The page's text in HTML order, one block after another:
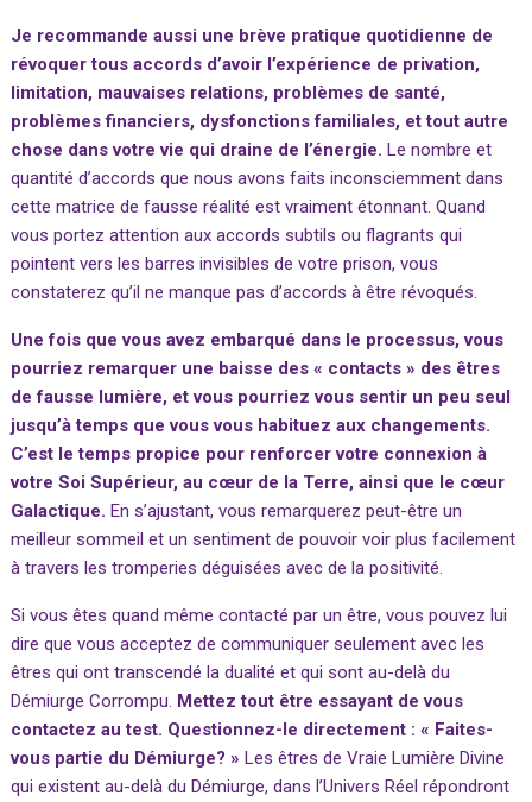
Je recommande aussi une brève pratique quotidienne de
révoquer tous accords d’avoir l’expérience de privation,
limitation, mauvaises relations, problèmes de santé,
problèmes financiers, dysfonctions familiales, et tout autre
chose dans votre vie qui draine de l’énergie.Le nombre et
quantité d’accords que nous avons faits inconsciemment dans
cette matrice de fausse réalité est vraiment étonnant. Quand
vous portez attention aux accords subtils ou flagrants qui
pointent vers les barres invisibles de votre prison, vous
constaterez qu’il ne manque pas d’accords à être révoqués.
Une fois que vous avez embarqué dans le processus, vous
pourriez remarquer une baisse des « contacts » des êtres
de fausse lumière, et vous pourriez vous sentir un peu seul
jusqu’à temps que vous vous habituez aux changements.
C’est le temps propice pour renforcer votre connexion à
votre Soi Supérieur, au cœur de la Terre, ainsi que le cœur
Galactique.En s’ajustant, vous remarquerez peut-être un
meilleur sommeil et un sentiment de pouvoir voir plus facilement
à travers les tromperies déguisées avec de la positivité.
Si vous êtes quand même contacté par un être, vous pouvez lui
dire que vous acceptez de communiquer seulement avec les
êtres qui ont transcendé la dualité et qui sont au-delà du
Démiurge Corrompu. Mettez tout être essayant de vous
contactez au test. Questionnez-le directement : « Faites-
vous partie du Démiurge? »Les êtres de Vraie Lumière Divine
qui existent au-delà du Démiurge, dans l’Univers Réel répondront